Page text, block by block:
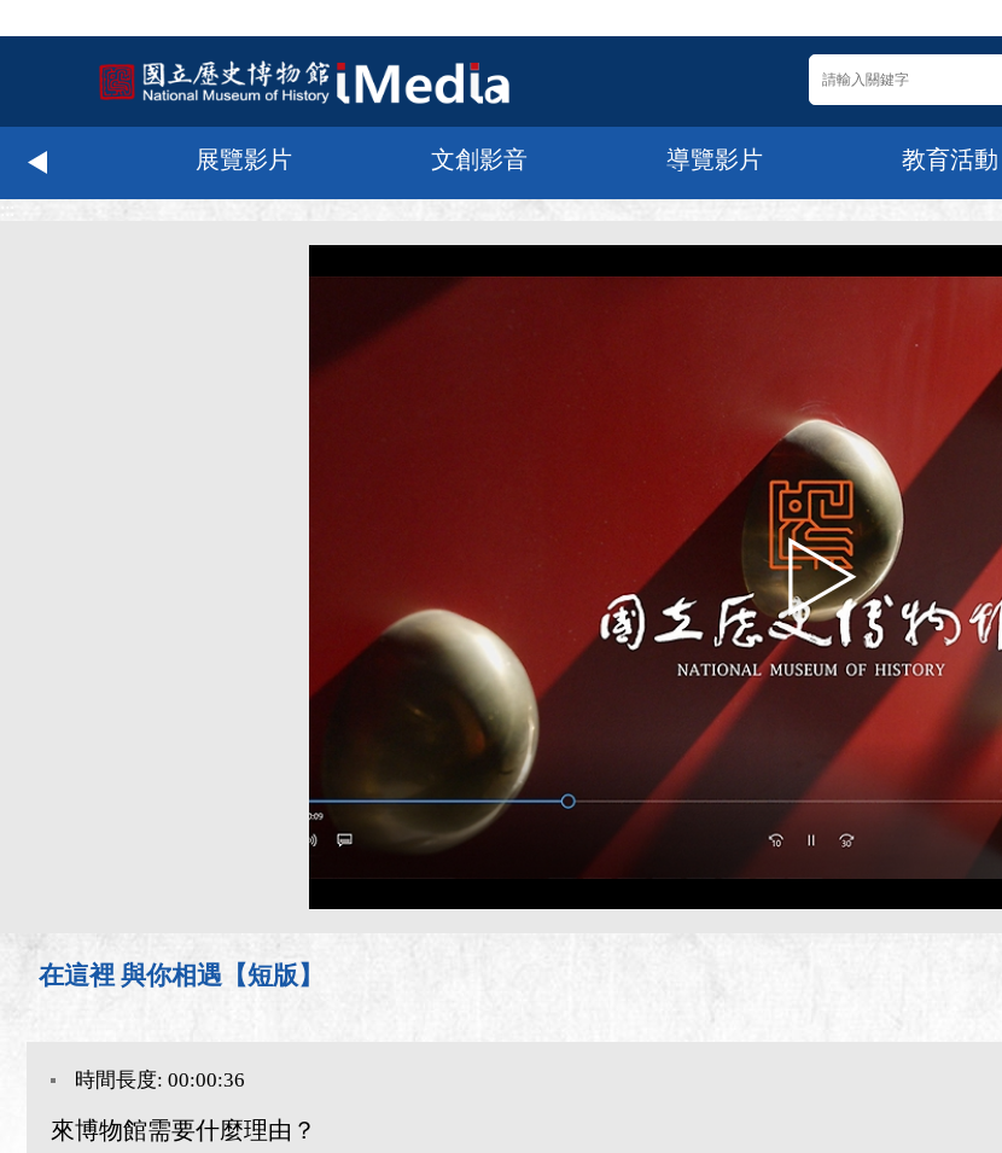
技 展覽影片 文創影音 導覽影片 教育活動
在這裡 與你相遇【短版】
時間長度: 00:00:36
來博物館需要什麼理由？